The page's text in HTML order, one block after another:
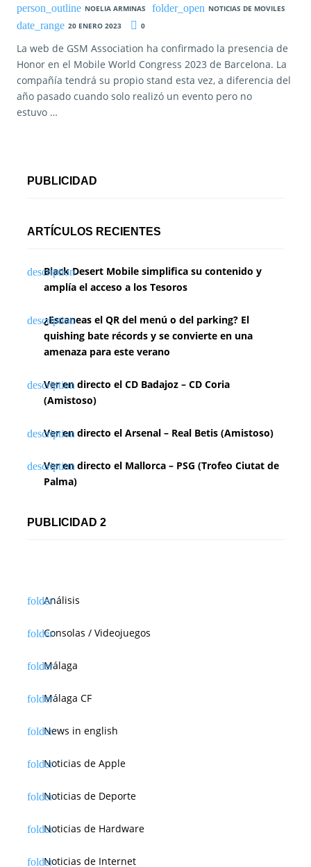
NOELIA ARMINAS
NOTICIAS DE MOVILES
20 ENERO 2023
0
La web de GSM Association ha confirmado la presencia de
Honor en el Mobile World Congress 2023 de Barcelona. La
compañía tendrá su propio stand esta vez, a diferencia del
año pasado cuando solo realizó un evento pero no
estuvo …
PUBLICIDAD
ARTÍCULOS RECIENTES
Black Desert Mobile simplifica su contenido y
amplía el acceso a los Tesoros
¿Escaneas el QR del menú o del parking? El
quishing bate récords y se convierte en una
amenaza para este verano
Ver en directo el CD Badajoz – CD Coria
(Amistoso)
Ver en directo el Arsenal – Real Betis (Amistoso)
Ver en directo el Mallorca – PSG (Trofeo Ciutat de
Palma)
PUBLICIDAD 2
Análisis
Consolas / Videojuegos
Málaga
Málaga CF
News in english
Noticias de Apple
Noticias de Deporte
Noticias de Hardware
Noticias de Internet